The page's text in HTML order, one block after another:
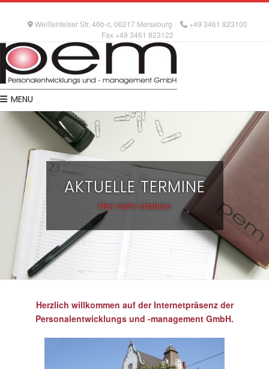
Weißenfelser Str. 46b-c, 06217 Merseburg
+49 3461 823100
Fax +49 3461 823122
MENU
AKTUELLE TERMINE
Hier mehr erfahren
Herzlich willkommen auf der Internetpräsenz der
Personalentwicklungs und -management GmbH.